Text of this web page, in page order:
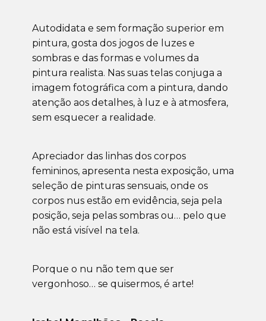
Autodidata e sem formação superior em
pintura, gosta dos jogos de luzes e
sombras e das formas e volumes da
pintura realista. Nas suas telas conjuga a
imagem fotográfica com a pintura, dando
atenção aos detalhes, à luz e à atmosfera,
sem esquecer a realidade.
Apreciador das linhas dos corpos
femininos, apresenta nesta exposição, uma
seleção de pinturas sensuais, onde os
corpos nus estão em evidência, seja pela
posição, seja pelas sombras ou… pelo que
não está visível na tela.
Porque o nu não tem que ser
vergonhoso… se quisermos, é arte!